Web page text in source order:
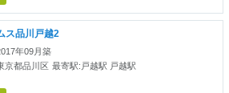
ス品川戸越2
年09月築
京都品川区 最寄駅:戸越駅 戸越駅